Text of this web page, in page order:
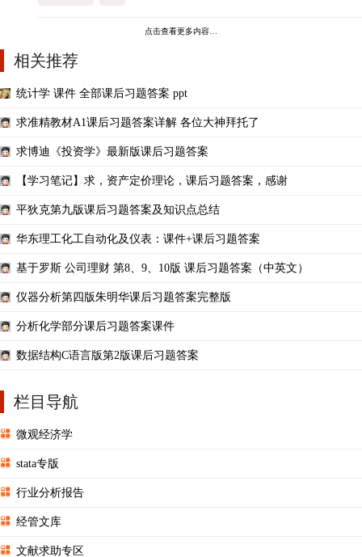
点击查看更多内容…
相关推荐
统计学 课件 全部课后习题答案 ppt
求准精教材A1课后习题答案详解 各位大神拜托了
求博迪《投资学》最新版课后习题答案
【学习笔记】求，资产定价理论，课后习题答案，感谢
平狄克第九版课后习题答案及知识点总结
华东理工化工自动化及仪表：课件+课后习题答案
基于罗斯 公司理财 第8、9、10版 课后习题答案（中英文）
仪器分析第四版朱明华课后习题答案完整版
分析化学部分课后习题答案课件
数据结构C语言版第2版课后习题答案
栏目导航
微观经济学
stata专版
行业分析报告
经管文库
文献求助专区